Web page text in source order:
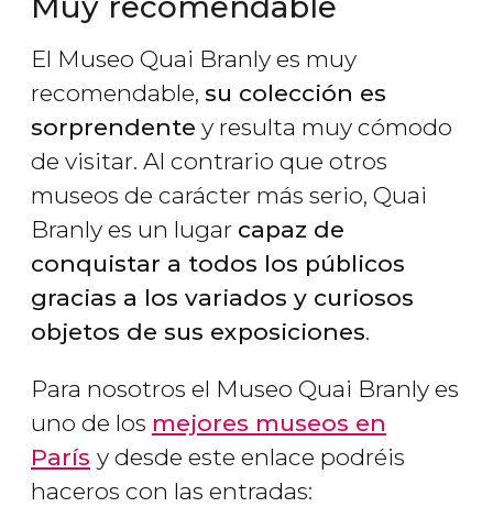
El Museo Quai Branly es muy
recomendable, su colección es
sorprendente y resulta muy cómodo
de visitar. Al contrario que otros
museos de carácter más serio, Quai
Branly es un lugar capaz de
conquistar a todos los públicos
gracias a los variados y curiosos
objetos de sus exposiciones.
Para nosotros el Museo Quai Branly es
uno de los mejores museos en
París y desde este enlace podréis
haceros con las entradas: